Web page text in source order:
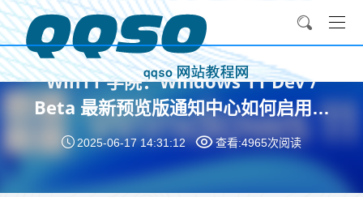
Win11 学院：Windows 11 Dev /
Beta 最新预览版通知中心如何启用秒
数显示
2025-06-17 14:31:12 查看:4965次阅读